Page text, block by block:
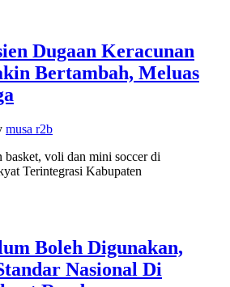
Dugaan Keracunan
Bertambah, Meluas
musa r2b
Boleh Digunakan,
Nasional Di